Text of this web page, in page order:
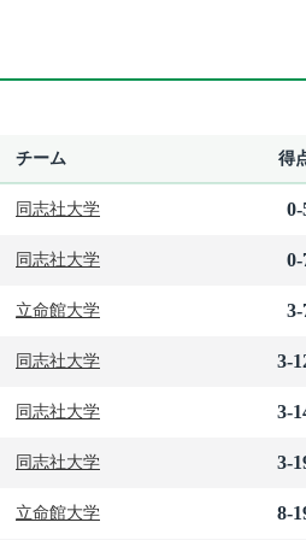
チーム 得
同志社大学 0-
同志社大学 0-
立命館大学 3-
同志社大学 3-
同志社大学 3-
同志社大学 3-
立命館大学 8-